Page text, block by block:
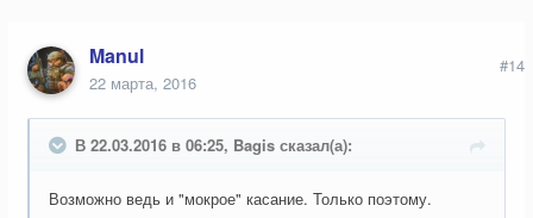
Manul
22 марта, 2016
#14
В 22.03.2016 в 06:25, Bagis сказал(а):
Возможно ведь и "мокрое" касание. Только поэтому.